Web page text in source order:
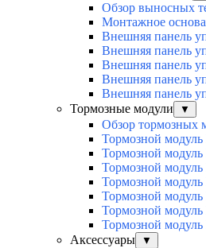
Обзор выносных
Монтажное
Внешняя панель
Внешняя панель
Внешняя панель
Внешняя панель
Внешняя панель
Тормозные модули
▼
Обзор тормозных
Тормозной
Тормозной
Тормозной
Тормозной
Тормозной
Тормозной
Тормозной
Аксессуары
▼